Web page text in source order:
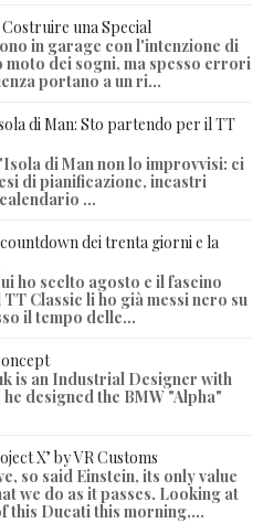
una Special
in garage con l'intenzione di
dei sogni, ma spesso errori
portano a un ri...
di Man: Sto partendo per il TT
di Man non lo improvvisi: ci
di pianificazione, incastri
...
dei trenta giorni e la
ho scelto agosto e il fascino
Classic li ho già messi nero su
il tempo delle...
is an Industrial Designer with
designed the BMW "Alpha"
X’ by VR Customs
so said Einstein, its only value
we do as it passes. Looking at
this Ducati this morning,...